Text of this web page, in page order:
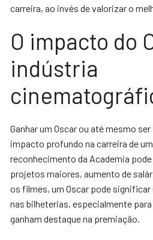
carreira, ao invés de valorizar o
O impacto do
indústria
Ganhar um Oscar ou até mesmo
impacto profundo na carreira de
reconhecimento da Academia
projetos maiores, aumento de
os filmes, um Oscar pode
nas bilheterias, especialmente
ganham destaque na premiação.